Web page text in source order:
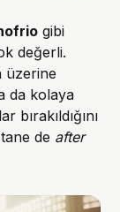
gibi
değerli.
üzerine
da kolaya
bırakıldığını
de after